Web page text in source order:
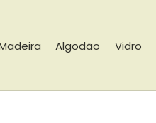
Algodão Vidro